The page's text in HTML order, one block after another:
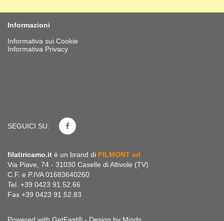
Informazioni
Informativa sui Cookie
Informativa Privacy
SEGUICI SU:
filatiricamo.it è un brand di FILMONT srl
Via Piave, 74 - 31030 Caselle di Altivole (TV)
C.F. e P.IVA 01683640260
Tel. +39 0423 91.52.66
Fax +39 0423 91.52.83